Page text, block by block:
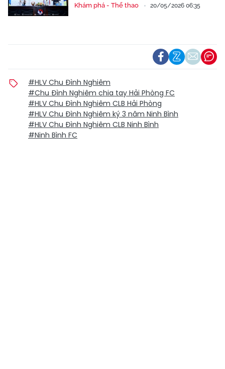
Khám phá - Thể thao 20/05/2026 06:35
#HLV Chu Đình Nghiêm
#Chu Đình Nghiêm chia tay Hải Phòng FC
#HLV Chu Đình Nghiêm CLB Hải Phòng
#HLV Chu Đình Nghiêm ký 3 năm Ninh Bình
#HLV Chu Đình Nghiêm CLB Ninh Bình
#Ninh Bình FC